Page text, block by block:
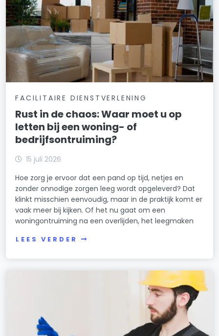
FACILITAIRE DIENSTVERLENING
Rust in de chaos: Waar moet u op
letten bij een woning- of
bedrijfsontruiming?
15 juli 2026
Hoe zorg je ervoor dat een pand op tijd, netjes en
zonder onnodige zorgen leeg wordt opgeleverd? Dat
klinkt misschien eenvoudig, maar in de praktijk komt er
vaak meer bij kijken. Of het nu gaat om een
woningontruiming na een overlijden, het leegmaken
LEES VERDER